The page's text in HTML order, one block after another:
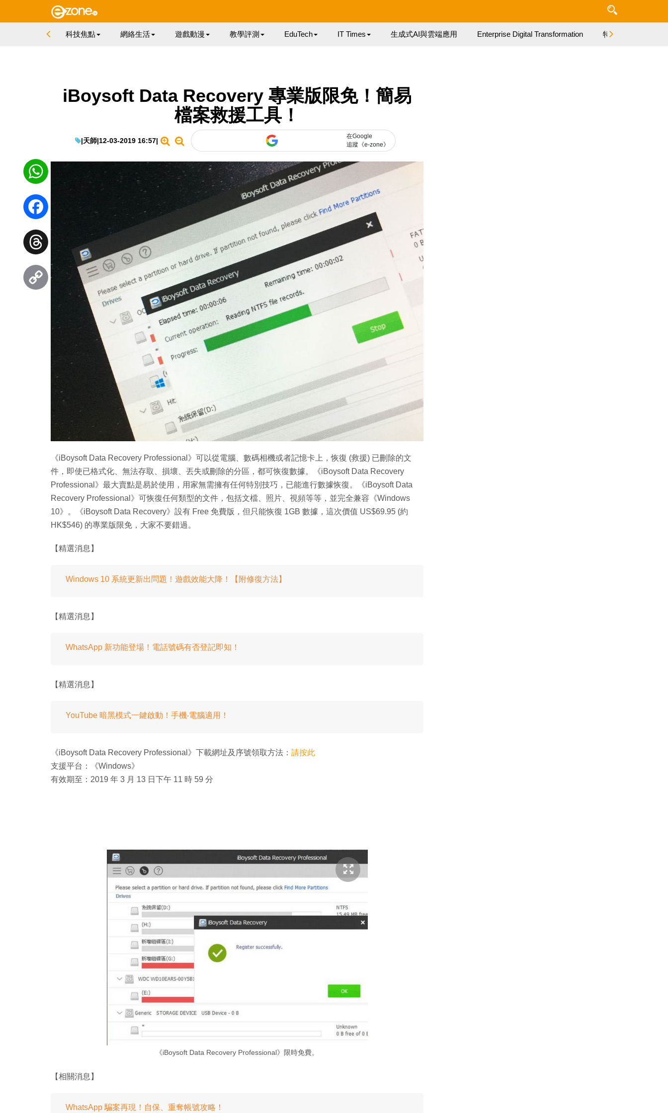
科技焦點 網絡生活 遊戲動漫 教學評測 EduTech IT Times 生成式AI與雲端應用 Enterprise Digital Transformation 特集
iBoysoft Data Recovery 專業版限免！簡易
檔案救援工具！
|天師|12-03-2019 16:57|
在Google
追蹤《e-zone》
《iBoysoft Data Recovery Professional》可以從電腦、數碼相機或者記憶卡上，恢復 (救援) 已刪除的文
件，即使已格式化、無法存取、損壞、丟失或刪除的分區，都可恢復數據。《iBoysoft Data Recovery
Professional》最大賣點是易於使用，用家無需擁有任何特別技巧，已能進行數據恢復。《iBoysoft Data
Recovery Professional》可恢復任何類型的文件，包括文檔、照片、視頻等等，並完全兼容《Windows
10》。《iBoysoft Data Recovery》設有 Free 免費版，但只能恢復 1GB 數據，這次價值 US$69.95 (約
HK$546) 的專業版限免，大家不要錯過。
【精選消息】
Windows 10 系統更新出問題！遊戲效能大降！【附修復方法】
【精選消息】
WhatsApp 新功能登場！電話號碼有否登記即知！
【精選消息】
YouTube 暗黑模式一鍵啟動！手機‧電腦適用！
《iBoysoft Data Recovery Professional》下載網址及序號領取方法： 請按此
支援平台：《Windows》
有效期至：2019 年 3 月 13 日下午 11 時 59 分
《iBoysoft Data Recovery Professional》限時免費。
【相關消息】
WhatsApp 騙案再現！自保、重奪帳號攻略！
WhatsApp
Facebook
Threads